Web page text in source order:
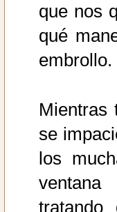
que nos
qué
embrollo.
Mientras
se
los
tratando